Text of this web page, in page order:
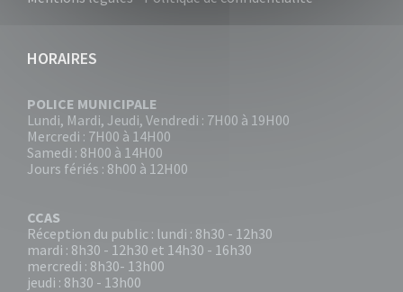
HORAIRES
POLICE MUNICIPALE
Lundi, Mardi, Jeudi, Vendredi : 7H00 à 19H00
Mercredi : 7H00 à 14H00
Samedi : 8H00 à 14H00
Jours fériés : 8h00 à 12H00
CCAS
Réception du public : lundi : 8h30 - 12h30
mardi : 8h30 - 12h30 et 14h30 - 16h30
mercredi : 8h30- 13h00
jeudi : 8h30 - 13h00